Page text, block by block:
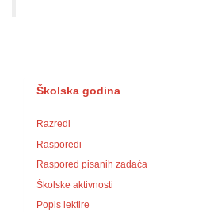
Školska godina
Razredi
Rasporedi
Raspored pisanih zadaća
Školske aktivnosti
Popis lektire